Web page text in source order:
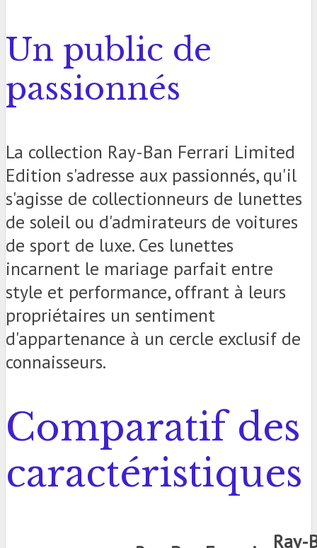
Un public de
passionnés
La collection Ray-Ban Ferrari Limited
Edition s'adresse aux passionnés, qu'il
s'agisse de collectionneurs de lunettes
de soleil ou d'admirateurs de voitures
de sport de luxe. Ces lunettes
incarnent le mariage parfait entre
style et performance, offrant à leurs
propriétaires un sentiment
d'appartenance à un cercle exclusif de
connaisseurs.
Comparatif des
caractéristiques
Ray-